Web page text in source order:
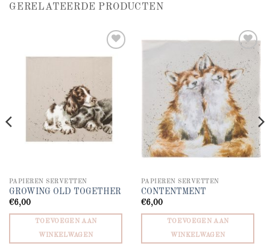
GERELATEERDE PRODUCTEN
Add to
PAPIEREN SERVETTEN
GROWING OLD TOGETHER
€6,00
TOEVOEGEN AAN
WINKELWAGEN
wishlist
PAPIEREN SERVETTEN
CONTENTMENT
€6,00
TOEVOEGEN AAN
WINKELWAGEN